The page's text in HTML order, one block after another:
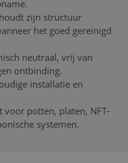
zijn structuur
het goed gereinigd
neutraal, vrij van
ontbinding.
installatie en
voor potten, platen, NFT-
systemen.